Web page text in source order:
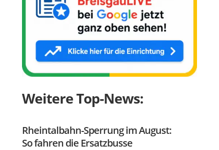
Weitere Top-News:
Rheintalbahn-Sperrung im August:
So fahren die Ersatzbusse